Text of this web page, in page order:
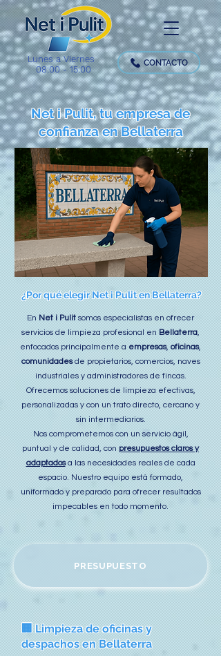
CONTACTO
Lunes a Viernes
08:00 - 15:00
Net i Pulit, tu empresa de
confianza en Bellaterra
¿Por qué elegir Net i Pulit en Bellaterra?
EnNet i Pulitsomos especialistas en ofrecer
servicios de limpieza profesional enBellaterra,
enfocados principalmente aempresas,oficinas,
comunidadesde propietarios, comercios, naves
industriales y administradores de fincas.
Ofrecemos soluciones de limpieza efectivas,
personalizadas y con un trato directo, cercano y
sin intermediarios.
Nos comprometemos con un servicio ágil,
puntual y de calidad, conpresupuestos claros y
adaptadosa las necesidades reales de cada
espacio. Nuestro equipo está formado,
uniformado y preparado para ofrecer resultados
impecables en todo momento.
PRESUPUESTO
🏢 Limpieza de oficinas y
despachos en Bellaterra